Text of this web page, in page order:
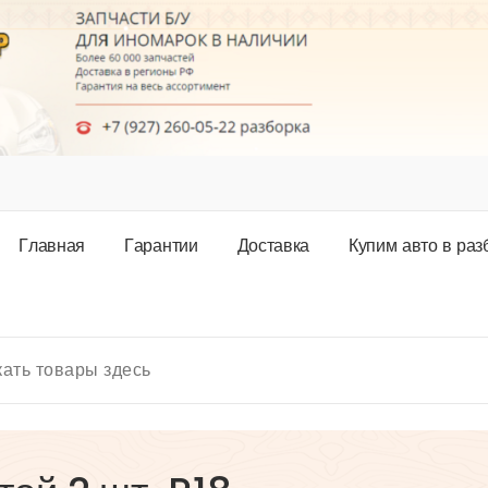
Главная Гарантии Доставка Купим авто в раз